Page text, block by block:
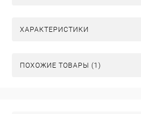
ХАРАКТЕРИСТИКИ
ПОХОЖИЕ ТОВАРЫ (1)